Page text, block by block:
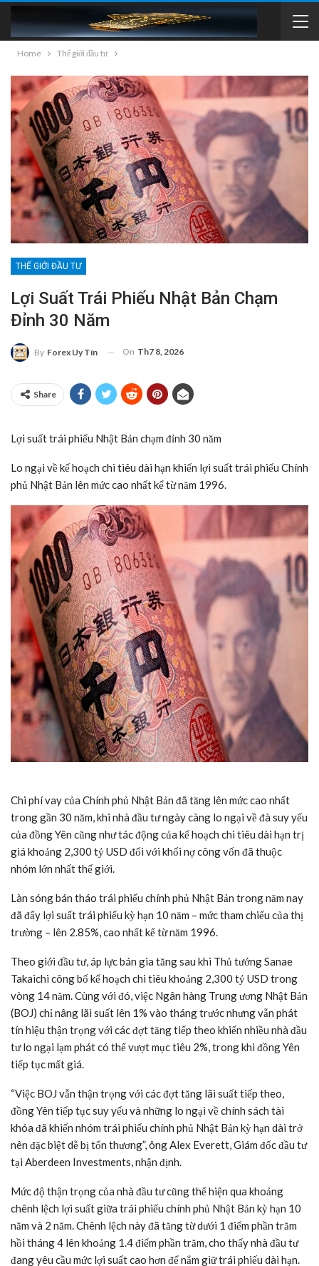
Home Thế giới đầu tư
THẾ GIỚI ĐẦU TƯ
Lợi Suất Trái Phiếu Nhật Bản Chạm
Đỉnh 30 Năm
By Forex Uy Tín On Th7 8, 2026
Share
Lợi suất trái phiếu Nhật Bản chạm đỉnh 30 năm
Lo ngại về kế hoạch chi tiêu dài hạn khiến lợi suất trái phiếu Chính
phủ Nhật Bản lên mức cao nhất kể từ năm 1996.
Chi phí vay của Chính phủ Nhật Bản đã tăng lên mức cao nhất
trong gần 30 năm, khi nhà đầu tư ngày càng lo ngại về đà suy yếu
của đồng Yên cũng như tác động của kế hoạch chi tiêu dài hạn trị
giá khoảng 2,300 tỷ USD đối với khối nợ công vốn đã thuộc
nhóm lớn nhất thế giới.
Làn sóng bán tháo trái phiếu chính phủ Nhật Bản trong năm nay
đã đẩy lợi suất trái phiếu kỳ hạn 10 năm – mức tham chiếu của thị
trường – lên 2.85%, cao nhất kể từ năm 1996.
Theo giới đầu tư, áp lực bán gia tăng sau khi Thủ tướng Sanae
Takaichi công bố kế hoạch chi tiêu khoảng 2,300 tỷUSD trong
vòng 14 năm. Cùng với đó, việc Ngân hàng Trung ương Nhật Bản
(BOJ) chỉ nâng lãi suất lên 1% vào tháng trước nhưng vẫn phát
tín hiệu thận trọng với các đợt tăng tiếp theo khiến nhiều nhà đầu
tư lo ngại lạm phát có thể vượt mục tiêu 2%, trong khi đồng Yên
tiếp tục mất giá.
“Việc BOJ vẫn thận trọng với các đợt tăng lãi suất tiếp theo,
đồng Yên tiếp tục suy yếu và những lo ngại về chính sách tài
khóa đã khiến nhóm trái phiếu chính phủ Nhật Bản kỳ hạn dài trở
nên đặc biệt dễ bị tổn thương”, ông Alex Everett, Giám đốc đầu tư
tại Aberdeen Investments, nhận định.
Mức độ thận trọng của nhà đầu tư cũng thể hiện qua khoảng
chênh lệch lợi suất giữa trái phiếu chính phủ Nhật Bản kỳ hạn 10
năm và 2 năm. Chênh lệch này đã tăng từ dưới 1 điểm phần trăm
hồi tháng 4 lên khoảng 1.4 điểm phần trăm, cho thấy nhà đầu tư
đang yêu cầu mức lợi suất cao hơn để nắm giữ trái phiếu dài hạn.